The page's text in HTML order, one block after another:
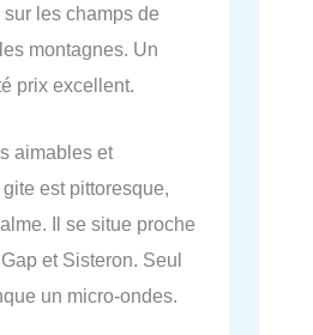
les champs de
montagnes. Un
prix excellent.
aimables et
est pittoresque,
Il se situe proche
et Sisteron. Seul
un micro-ondes.